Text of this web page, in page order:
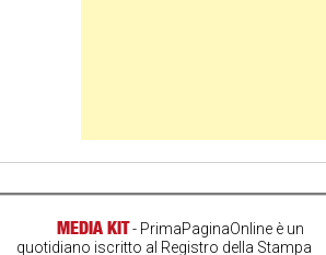
MEDIA KIT- PrimaPaginaOnline è un
quotidiano iscritto al Registro della Stampa